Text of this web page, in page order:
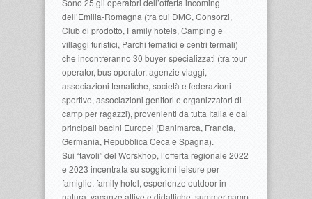
Sono 25 gli operatori dell’offerta incoming
dell’Emilia-Romagna (tra cui DMC, Consorzi,
Club di prodotto, Family hotels, Camping e
villaggi turistici, Parchi tematici e centri termali)
che incontreranno 30 buyer specializzati (tra tour
operator, bus operator, agenzie viaggi,
associazioni tematiche, società e federazioni
sportive, associazioni genitori e organizzatori di
camp per ragazzi), provenienti da tutta Italia e dai
principali bacini Europei (Danimarca, Francia,
Germania, Repubblica Ceca e Spagna).
Sui “tavoli” del Worskhop, l’offerta regionale 2022
e 2023 incentrata su soggiorni leisure per
famiglie, family hotel, esperienze outdoor in